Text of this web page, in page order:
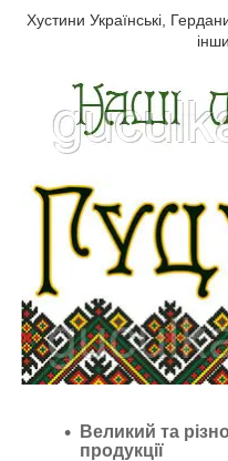
Хустини Українські,
Великий та
продукції